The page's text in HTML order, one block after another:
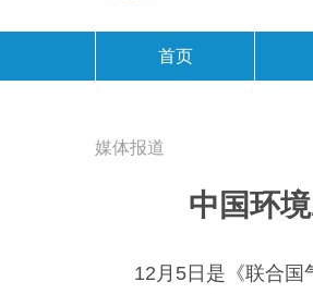
首页
媒体报道
中国环
12月5日是《联合国